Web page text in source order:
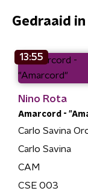
Gedraaid
13:55
Nino Rota
Amarcord -
Carlo Savina
Carlo Savina
CAM
CSE 003